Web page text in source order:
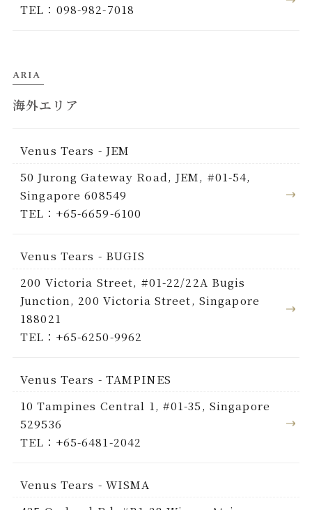
TEL：098-982-7018
ARIA
海外エリア
Venus Tears - JEM
50 Jurong Gateway Road, JEM, #01-54,
Singapore 608549
TEL：+65-6659-6100
Venus Tears - BUGIS
200 Victoria Street, #01-22/22A Bugis
Junction, 200 Victoria Street, Singapore
188021
TEL：+65-6250-9962
Venus Tears - TAMPINES
10 Tampines Central 1, #01-35, Singapore
529536
TEL：+65-6481-2042
Venus Tears - WISMA